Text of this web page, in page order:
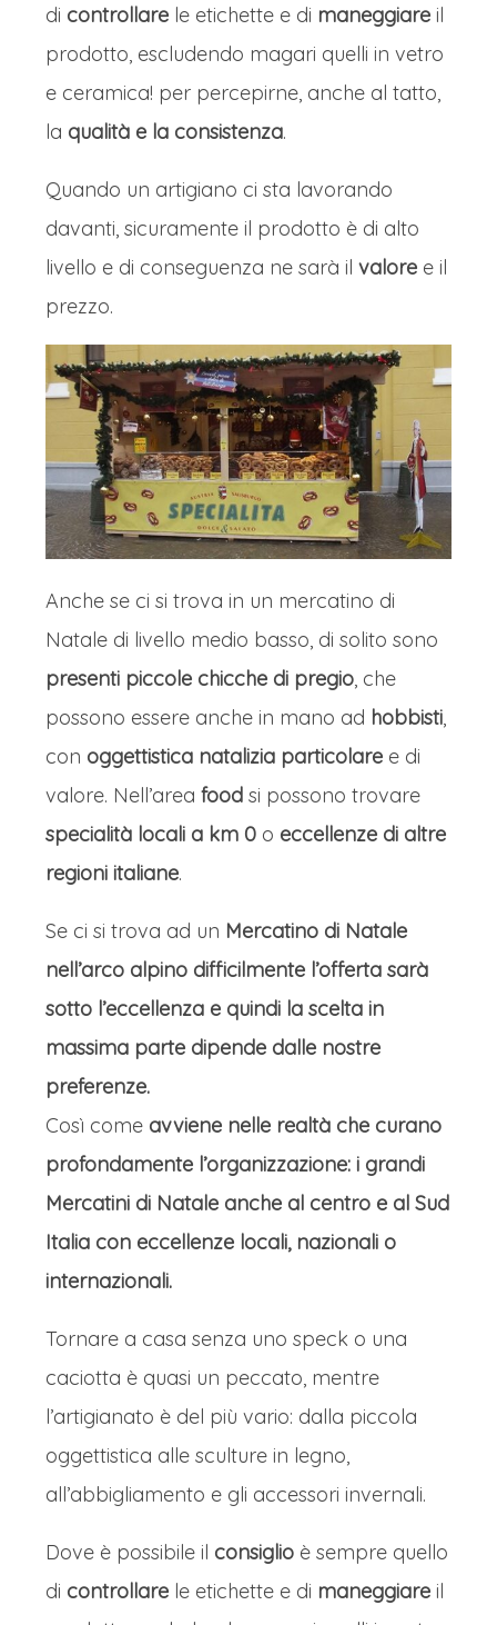
di controllare le etichette e di maneggiare il
prodotto, escludendo magari quelli in vetro
e ceramica! per percepirne, anche al tatto,
la qualità e la consistenza.
Quando un artigiano ci sta lavorando
davanti, sicuramente il prodotto è di alto
livello e di conseguenza ne sarà il valore e il
prezzo.
Anche se ci si trova in un mercatino di
Natale di livello medio basso, di solito sono
presenti piccole chicche di pregio, che
possono essere anche in mano ad hobbisti,
con oggettistica natalizia particolare e di
valore. Nell’area food si possono trovare
specialità locali a km 0 o eccellenze di altre
regioni italiane.
Se ci si trova ad un Mercatino di Natale
nell’arco alpino difficilmente l’offerta sarà
sotto l’eccellenza e quindi la scelta in
massima parte dipende dalle nostre
preferenze.
Così come avviene nelle realtà che curano
profondamente l’organizzazione: i grandi
Mercatini di Natale anche al centro e al Sud
Italia con eccellenze locali, nazionali o
internazionali.
Tornare a casa senza uno speck o una
caciotta è quasi un peccato, mentre
l’artigianato è del più vario: dalla piccola
oggettistica alle sculture in legno,
all’abbigliamento e gli accessori invernali.
Dove è possibile il consiglio è sempre quello
di controllare le etichette e di maneggiare il